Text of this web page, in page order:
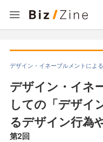
デザイン・イネーブルメントによ
デザイン・イネ
しての「デザイ
るデザイン行為
第2回